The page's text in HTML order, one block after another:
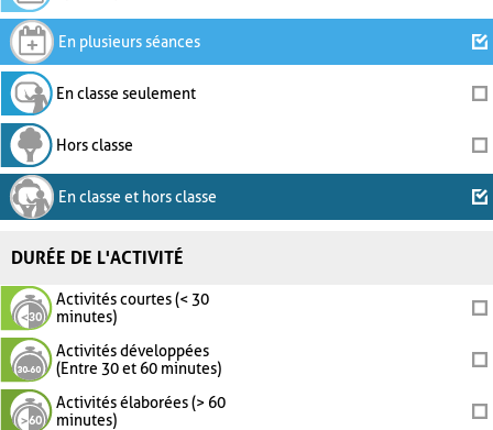
En plusieurs séances
En classe seulement
Hors classe
En classe et hors classe
DURÉE DE L'ACTIVITÉ
Activités courtes (< 30
minutes)
Activités développées
(Entre 30 et 60 minutes)
Activités élaborées (> 60
minutes)